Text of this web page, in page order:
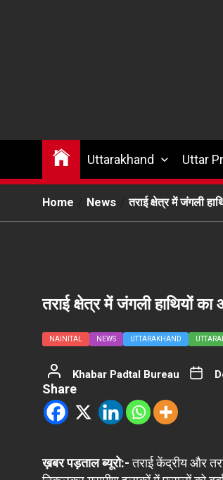
Uttarakhand Uttar
Home News तराई क्षेत्र में जंगली
तराई क्षेत्र में जंगली हाथियों
NAINITAL NEWS UTTARAKHAND
Khabar Padtal Bureau
Share
ख़बर पड़ताल ब्यूरो:-तराई केंद्रीय और